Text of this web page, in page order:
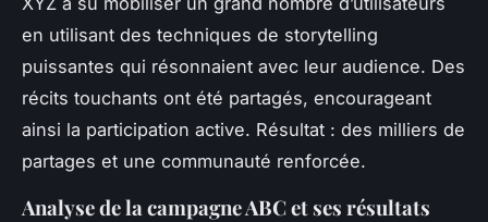
en utilisant des techniques de storytelling
puissantes qui résonnaient avec leur audience. Des
récits touchants ont été partagés, encourageant
ainsi la participation active. Résultat : des milliers de
partages et une communauté renforcée.
Analyse de la campagne ABC et ses résultats